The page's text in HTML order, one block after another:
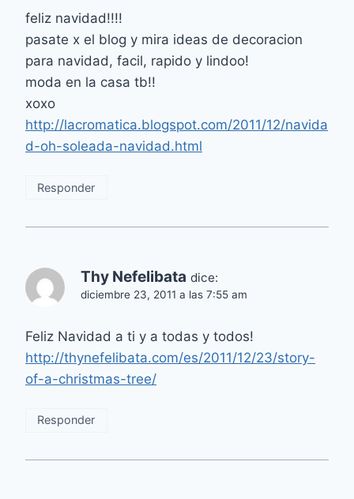
feliz navidad!!!!
pasate x el blog y mira ideas de decoracion
para navidad, facil, rapido y lindoo!
moda en la casa tb!!
xoxo
http://lacromatica.blogspot.com/2011/12/navida
d-oh-soleada-navidad.html
Responder
Thy Nefelibata dice:
diciembre 23, 2011 a las 7:55 am
Feliz Navidad a ti y a todas y todos!
http://thynefelibata.com/es/2011/12/23/story-
of-a-christmas-tree/
Responder